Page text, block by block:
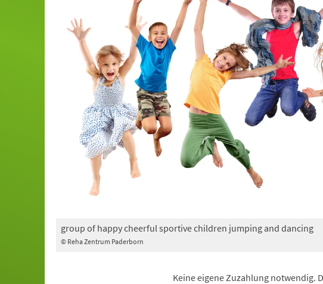
© Reha Zentrum Paderborn
group of happy cheerful sportive children jumping and dancing
Keine eigene Zuzahlung notwendig.